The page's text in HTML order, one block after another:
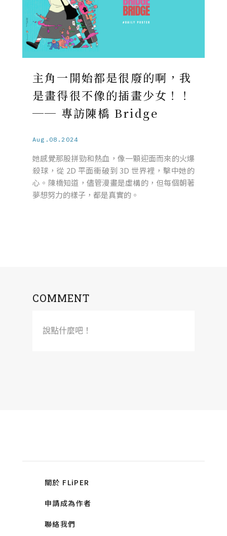
主角一開始都是很廢的啊，我
是畫得很不像的插畫少女！！
── 專訪陳橋 Bridge
Aug.08.2024
她感覺那股拼勁和熱血，像一顆迎面而來的火爆
殺球，從 2D 平面衝破到 3D 世界裡，擊中她的
心。陳橋知道，儘管漫畫是虛構的，但每個朝著
夢想努力的樣子，都是真實的。
COMMENT
說點什麼吧！
關於 FLiPER
申請成為作者
聯絡我們